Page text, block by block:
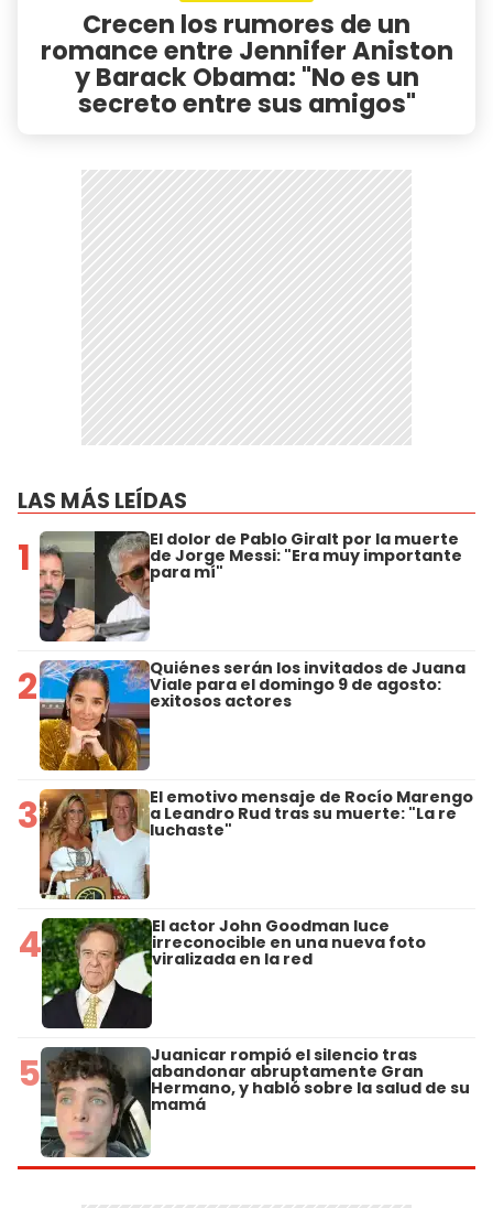
Crecen los rumores de un
romance entre Jennifer Aniston
y Barack Obama: "No es un
secreto entre sus amigos"
LAS MÁS LEÍDAS
1 El dolor de Pablo Giralt por la muerte
de Jorge Messi: "Era muy importante
para mí"
2 Quiénes serán los invitados de Juana
Viale para el domingo 9 de agosto:
exitosos actores
3 El emotivo mensaje de Rocío Marengo
a Leandro Rud tras su muerte: "La re
luchaste"
4 El actor John Goodman luce
irreconocible en una nueva foto
viralizada en la red
5 Juanicar rompió el silencio tras
abandonar abruptamente Gran
Hermano, y habló sobre la salud de su
mamá